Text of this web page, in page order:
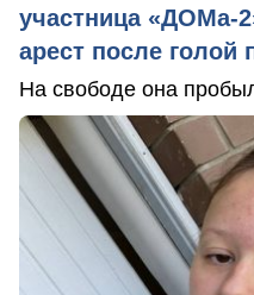
участница «ДОМа-
арест после голой
На свободе она